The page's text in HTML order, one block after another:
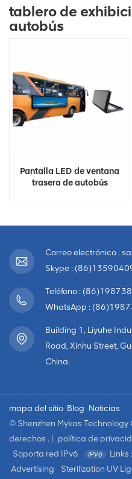
tablero de
autobús
Pantalla LED de ventana
trasera de autobús
Correo electrónico :
Skype :
Teléfono :
WhatsApp :
Building 1, Liyuhe
Road, Xinhu Street,
China.
mapa del sitio Blog Noticias
© Shenzhen Mykas Technology
derechos . |
política de
Soporta red IPv6
Links :
Advertising
Sterilization UV